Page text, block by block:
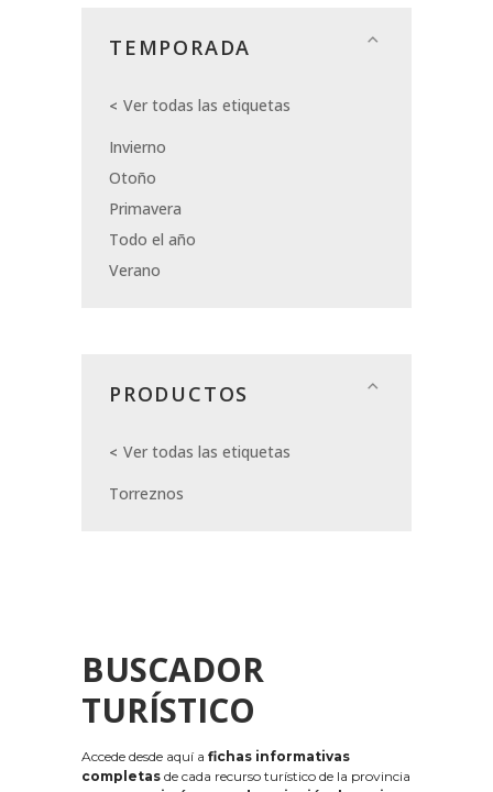
TEMPORADA
Ver todas las etiquetas
Invierno
Otoño
Primavera
Todo el año
Verano
PRODUCTOS
Ver todas las etiquetas
Torreznos
BUSCADOR
TURÍSTICO
Accede desde aquí a fichas informativas
completas de cada recurso turístico de la provincia